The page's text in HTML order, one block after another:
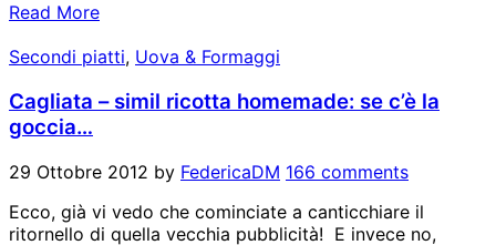
Read More
Secondi piatti, Uova & Formaggi
Cagliata – simil ricotta homemade: se c’è la
goccia…
29 Ottobre 2012 by FedericaDM 166 comments
Ecco, già vi vedo che cominciate a canticchiare il
ritornello di quella vecchia pubblicità! E invece no,